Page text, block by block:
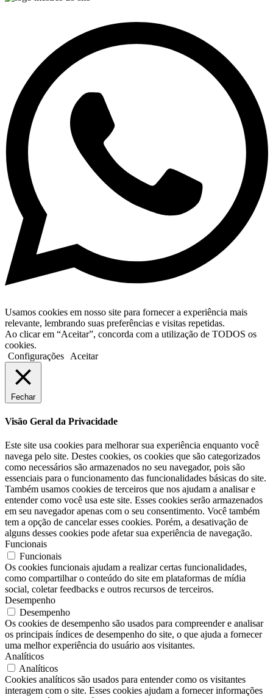
Usamos cookies em nosso site para fornecer a experiência mais
relevante, lembrando suas preferências e visitas repetidas.
Ao clicar em “Aceitar”, concorda com a utilização de TODOS os
cookies.
Configurações
Aceitar
Fechar
Visão Geral da Privacidade
Este site usa cookies para melhorar sua experiência enquanto você
navega pelo site. Destes cookies, os cookies que são categorizados
como necessários são armazenados no seu navegador, pois são
essenciais para o funcionamento das funcionalidades básicas do site.
Também usamos cookies de terceiros que nos ajudam a analisar e
entender como você usa este site. Esses cookies serão armazenados
em seu navegador apenas com o seu consentimento. Você também
tem a opção de cancelar esses cookies. Porém, a desativação de
alguns desses cookies pode afetar sua experiência de navegação.
Funcionais
Funcionais
Os cookies funcionais ajudam a realizar certas funcionalidades,
como compartilhar o conteúdo do site em plataformas de mídia
social, coletar feedbacks e outros recursos de terceiros.
Desempenho
Desempenho
Os cookies de desempenho são usados ​​para compreender e analisar
os principais índices de desempenho do site, o que ajuda a fornecer
uma melhor experiência do usuário aos visitantes.
Analíticos
Analíticos
Cookies analíticos são usados ​​para entender como os visitantes
interagem com o site. Esses cookies ajudam a fornecer informações